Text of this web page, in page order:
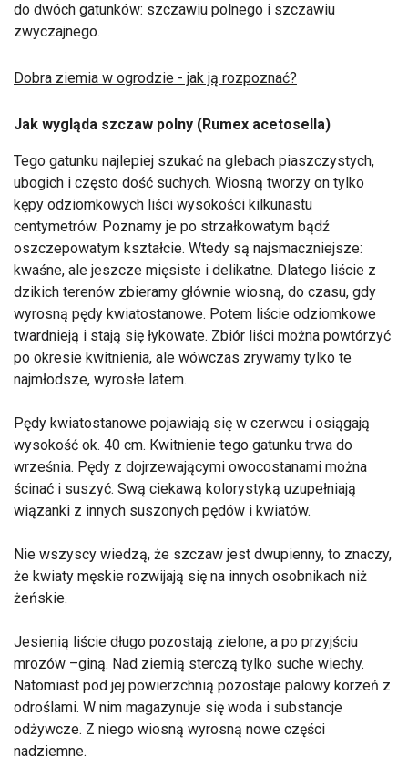
do dwóch gatunków: szczawiu polnego i szczawiu
zwyczajnego.
Dobra ziemia w ogrodzie - jak ją rozpoznać?
Jak wygląda szczaw polny (Rumex acetosella)
Tego gatunku najlepiej szukać na glebach piaszczystych,
ubogich i często dość suchych. Wiosną tworzy on tylko
kępy odziomkowych liści wysokości kilkunastu
centymetrów. Poznamy je po strzałkowatym bądź
oszczepowatym kształcie. Wtedy są najsmaczniejsze:
kwaśne, ale jeszcze mięsiste i delikatne. Dlatego liście z
dzikich terenów zbieramy głównie wiosną, do czasu, gdy
wyrosną pędy kwiatostanowe. Potem liście odziomkowe
twardnieją i stają się łykowate. Zbiór liści można powtórzyć
po okresie kwitnienia, ale wówczas zrywamy tylko te
najmłodsze, wyrosłe latem.
Pędy kwiatostanowe pojawiają się w czerwcu i osiągają
wysokość ok. 40 cm. Kwitnienie tego gatunku trwa do
września. Pędy z dojrzewającymi owocostanami można
ścinać i suszyć. Swą ciekawą kolorystyką uzupełniają
wiązanki z innych suszonych pędów i kwiatów.
Nie wszyscy wiedzą, że szczaw jest dwupienny, to znaczy,
że kwiaty męskie rozwijają się na innych osobnikach niż
żeńskie.
Jesienią liście długo pozostają zielone, a po przyjściu
mrozów –giną. Nad ziemią sterczą tylko suche wiechy.
Natomiast pod jej powierzchnią pozostaje palowy korzeń z
odroślami. W nim magazynuje się woda i substancje
odżywcze. Z niego wiosną wyrosną nowe części
nadziemne.